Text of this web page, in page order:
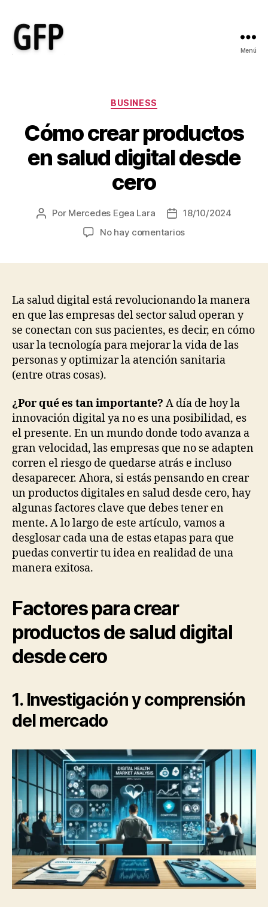
empresas
sociales
transformar
a
través
consultoría
tecnológica.
Menú
Categorías
BUSINESS
Cómo crear productos
en salud digital desde
cero
Autor
Por Mercedes Egea Lara
Fecha
de
18/10/2024
No hay comentariosen
salud
digital
desde
cero
La salud digital está revolucionando la manera
en que las empresas del sector salud operan y
se conectan con sus pacientes, es decir, en cómo
usar la tecnología para mejorar la vida de las
personas y optimizar la atención sanitaria
(entre otras cosas).
¿Por qué es tan importante? A día de hoy la
innovación digital ya no es una posibilidad, es
el presente. En un mundo donde todo avanza a
gran velocidad, las empresas que no se adapten
corren el riesgo de quedarse atrás e incluso
desaparecer. Ahora, si estás pensando en crear
un productos digitales en salud desde cero, hay
algunas factores clave que debes tener en
mente. A lo largo de este artículo, vamos a
desglosar cada una de estas etapas para que
puedas convertir tu idea en realidad de una
manera exitosa.
Factores para crear
productos de salud digital
desde cero
1. Investigación y comprensión
del mercado